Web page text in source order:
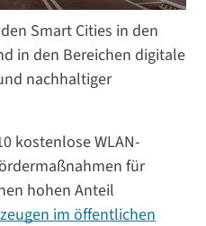
Smart Cities in den
in den Bereichen digitale
nachhaltiger
kostenlose WLAN-
für
hohen Anteil
im öffentlichen